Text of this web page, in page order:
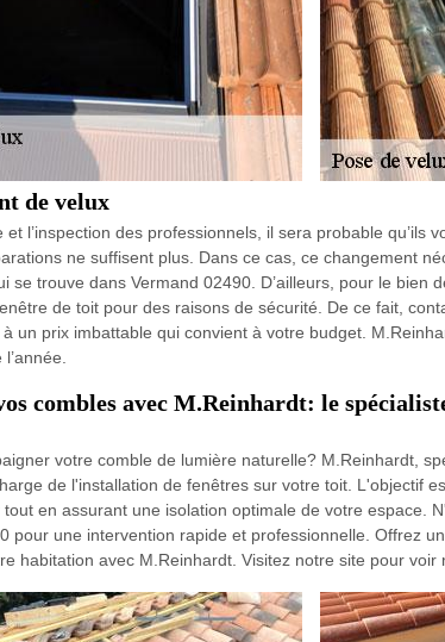
de velux
et l’inspection des professionnels, il sera probable qu’ils
ne suffisent plus. Dans ce cas, ce changement
se trouve dans Vermand 02490. D’ailleurs, pour le bien
de toit pour des raisons de sécurité. De ce fait,
un prix imbattable qui convient à votre budget.
combles avec M.Reinhardt: le
votre comble de lumière naturelle? M.Reinhardt,
de l'installation de fenêtres sur votre toit. L'objectif
en assurant une isolation optimale de votre espace.
pour une intervention rapide et professionnelle. Offrez
habitation avec M.Reinhardt. Visitez notre site pour voir